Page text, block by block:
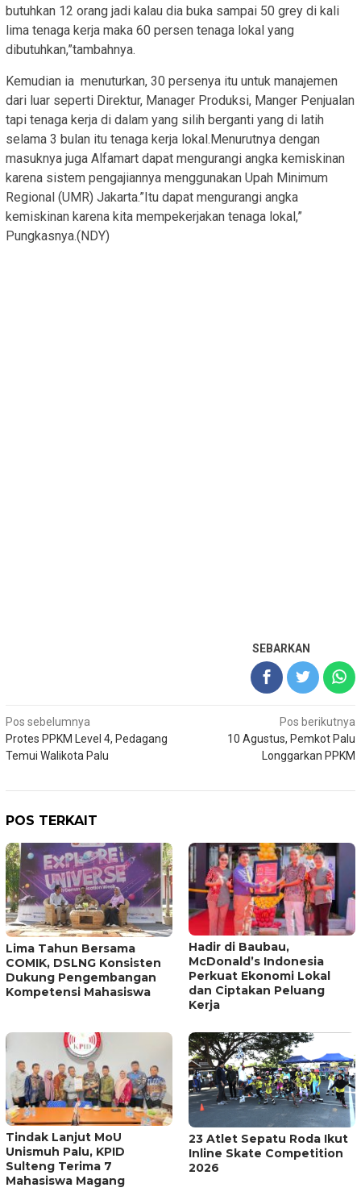
butuhkan 12 orang jadi kalau dia buka sampai 50 grey di kali
lima tenaga kerja maka 60 persen tenaga lokal yang
dibutuhkan,”tambahnya.
Kemudian ia menuturkan, 30 persenya itu untuk manajemen
dari luar seperti Direktur, Manager Produksi, Manger Penjualan
tapi tenaga kerja di dalam yang silih berganti yang di latih
selama 3 bulan itu tenaga kerja lokal.Menurutnya dengan
masuknya juga Alfamart dapat mengurangi angka kemiskinan
karena sistem pengajiannya menggunakan Upah Minimum
Regional (UMR) Jakarta.”Itu dapat mengurangi angka
kemiskinan karena kita mempekerjakan tenaga lokal,”
Pungkasnya.(NDY)
SEBARKAN
Navigasi
pos
Pos sebelumnya
Protes PPKM Level 4, Pedagang
Temui Walikota Palu
Pos berikutnya
10 Agustus, Pemkot Palu
Longgarkan PPKM
POS TERKAIT
Lima Tahun Bersama
COMIK, DSLNG Konsisten
Dukung Pengembangan
Kompetensi Mahasiswa
Hadir di Baubau,
McDonald’s Indonesia
Perkuat Ekonomi Lokal
dan Ciptakan Peluang
Kerja
Tindak Lanjut MoU
Unismuh Palu, KPID
Sulteng Terima 7
Mahasiswa Magang
23 Atlet Sepatu Roda Ikut
Inline Skate Competition
2026